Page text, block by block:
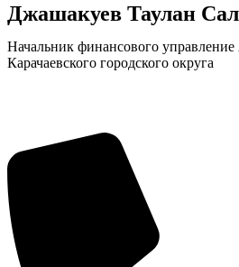
Джашакуев Таулан
Начальник финансового
Карачаевского городского округа